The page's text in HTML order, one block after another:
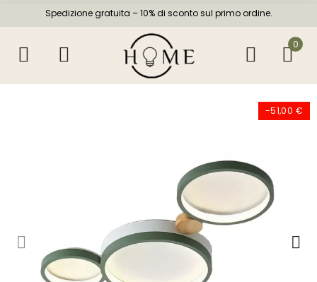
Spedizione gratuita – 10% di sconto sul primo ordine.
0
-51,00 €